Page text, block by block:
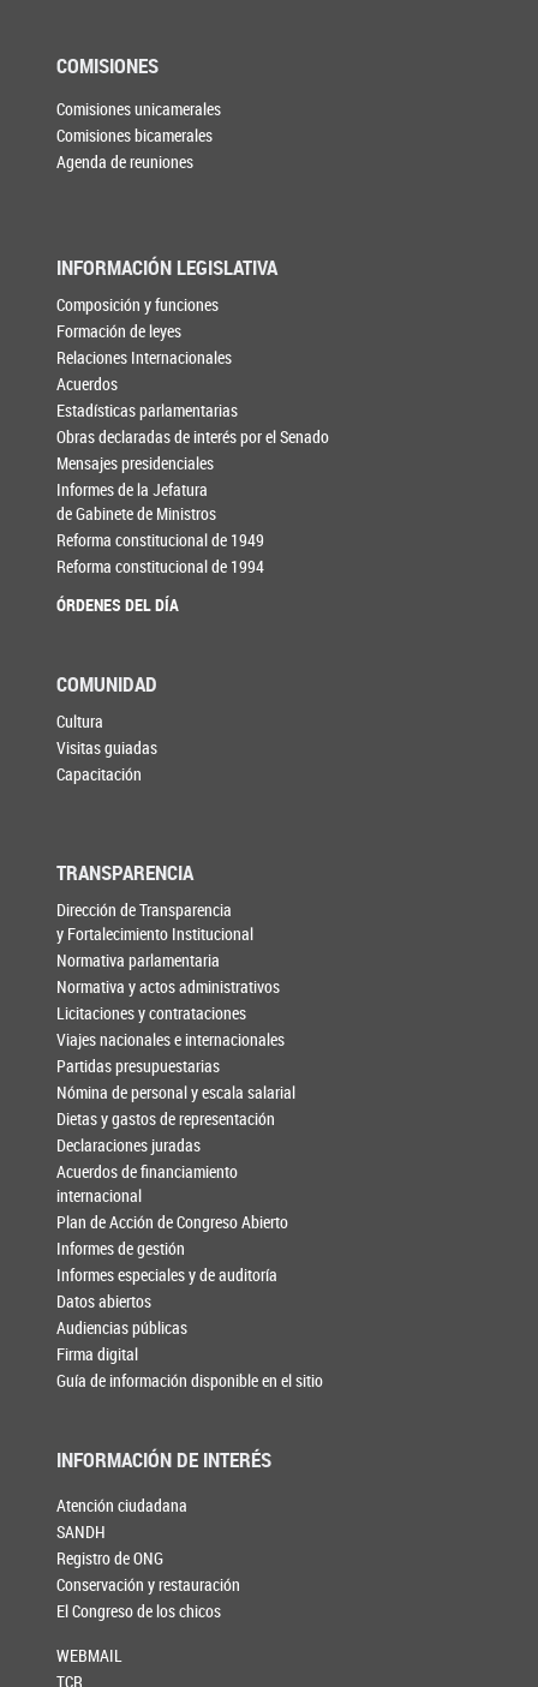
COMISIONES
Comisiones unicamerales
Comisiones bicamerales
Agenda de reuniones
INFORMACIÓN LEGISLATIVA
Composición y funciones
Formación de leyes
Relaciones Internacionales
Acuerdos
Estadísticas parlamentarias
Obras declaradas de interés por el Senado
Mensajes presidenciales
Informes de la Jefatura
de Gabinete de Ministros
Reforma constitucional de 1949
Reforma constitucional de 1994
ÓRDENES DEL DÍA
COMUNIDAD
Cultura
Visitas guiadas
Capacitación
TRANSPARENCIA
Dirección de Transparencia
y Fortalecimiento Institucional
Normativa parlamentaria
Normativa y actos administrativos
Licitaciones y contrataciones
Viajes nacionales e internacionales
Partidas presupuestarias
Nómina de personal y escala salarial
Dietas y gastos de representación
Declaraciones juradas
Acuerdos de financiamiento
internacional
Plan de Acción de Congreso Abierto
Informes de gestión
Informes especiales y de auditoría
Datos abiertos
Audiencias públicas
Firma digital
Guía de información disponible en el sitio
INFORMACIÓN DE INTERÉS
Atención ciudadana
SANDH
Registro de ONG
Conservación y restauración
El Congreso de los chicos
WEBMAIL
TCR